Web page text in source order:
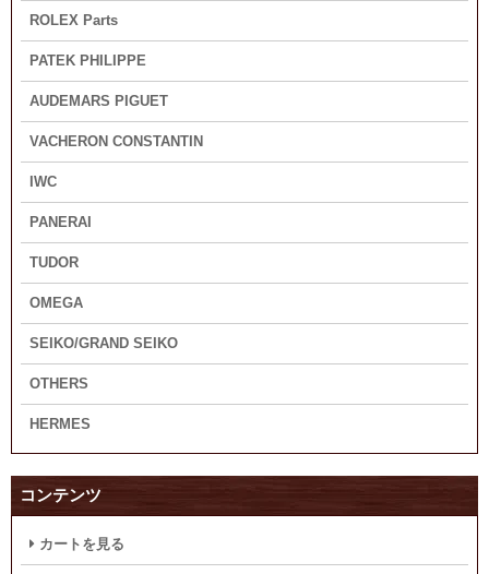
ROLEX Parts
PATEK PHILIPPE
AUDEMARS PIGUET
VACHERON CONSTANTIN
IWC
PANERAI
TUDOR
OMEGA
SEIKO/GRAND SEIKO
OTHERS
HERMES
コンテンツ
カートを見る